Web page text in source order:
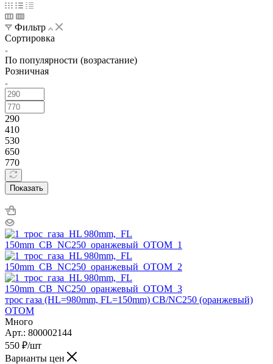
Фильтр
Сортировка
По популярности (возрастание)
Розничная
290
410
530
650
770
Показать
трос газа (HL=980mm, FL=150mm) CB/NC250 (оранжевый)
ОТОМ
Много
Арт.: 800002144
550 ₽/шт
Варианты цен